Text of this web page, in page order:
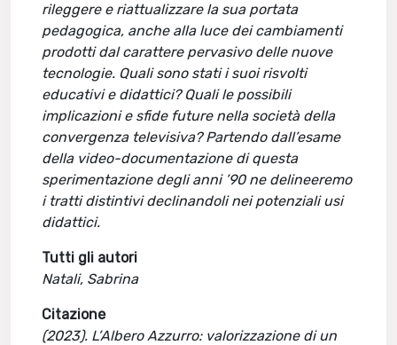
rileggere e riattualizzare la sua portata
pedagogica, anche alla luce dei cambiamenti
prodotti dal carattere pervasivo delle nuove
tecnologie. Quali sono stati i suoi risvolti
educativi e didattici? Quali le possibili
implicazioni e sfide future nella società della
convergenza televisiva? Partendo dall’esame
della video-documentazione di questa
sperimentazione degli anni ’90 ne delineeremo
i tratti distintivi declinandoli nei potenziali usi
didattici.
Tutti gli autori
Natali, Sabrina
Citazione
(2023). L’Albero Azzurro: valorizzazione di un